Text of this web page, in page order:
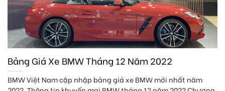
Bảng Giá Xe BMW Tháng 12 Năm 2022
BMW Việt Nam cập nhập bảng giá xe BMW mới nhất năm